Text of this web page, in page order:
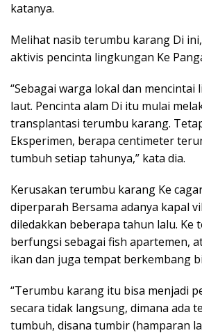
katanya.
Melihat nasib terumbu karang Di
aktivis pencinta lingkungan Ke
“Sebagai warga lokal dan mencintai
laut. Pencinta alam Di itu mulai
transplantasi terumbu karang.
Eksperimen, berapa centimeter
tumbuh setiap tahunya,” kata dia.
Kerusakan terumbu karang Ke
diperparah Bersama adanya kapal
diledakkan beberapa tahun lalu. Ke
berfungsi sebagai fish apartemen,
ikan dan juga tempat berkembang
“Terumbu karang itu bisa menjadi
secara tidak langsung, dimana ada
tumbuh, disana tumbir (hamparan